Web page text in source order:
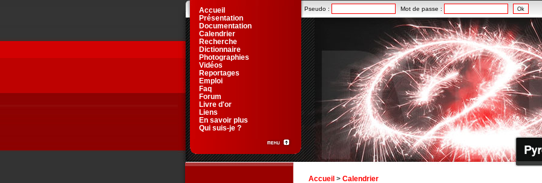
Accueil > Calendrier
Pseudo : Mot de passe :
Accueil
Présentation
Documentation
Calendrier
Recherche
Dictionnaire
Photographies
Vidéos
Reportages
Emploi
Faq
Forum
Livre d'or
Liens
En savoir plus
Qui suis-je ?